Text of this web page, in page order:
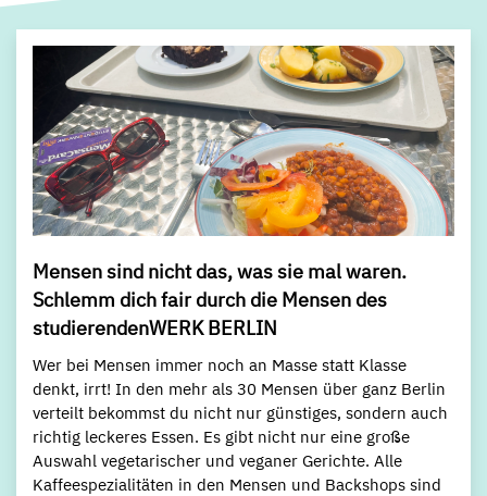
Mensen sind nicht das, was sie mal waren.
Schlemm dich fair durch die Mensen des
studierendenWERK BERLIN
Wer bei Mensen immer noch an Masse statt Klasse
denkt, irrt! In den mehr als 30 Mensen über ganz Berlin
verteilt bekommst du nicht nur günstiges, sondern auch
richtig leckeres Essen. Es gibt nicht nur eine große
Auswahl vegetarischer und veganer Gerichte. Alle
Kaffeespezialitäten in den Mensen und Backshops sind